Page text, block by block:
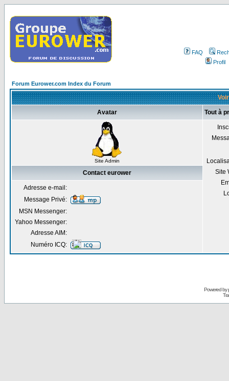
FAQ
Profil
Forum Eurower.com Index du Forum
Avatar Tout à
Site Admin
Site
Contact eurower
Adresse e-mail:
Message Privé:
MSN Messenger:
Yahoo Messenger:
Adresse AIM:
Numéro ICQ:
Powered by